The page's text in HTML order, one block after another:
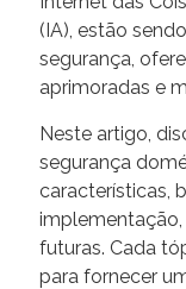
(IA), estão
segurança,
aprimoradas e
Neste artigo,
segurança
características,
futuras. Cada
para fornecer